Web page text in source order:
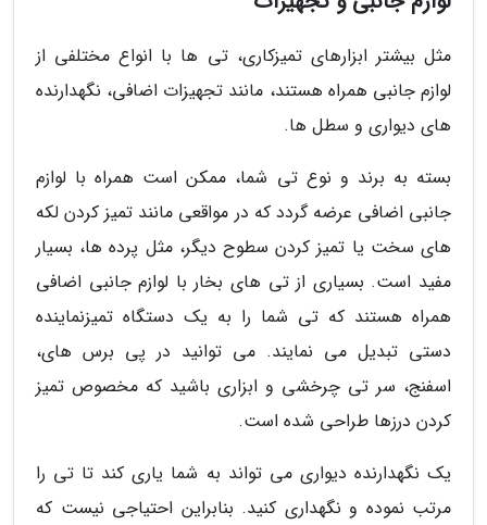
مثل بیشتر ابزارهای تمیزکاری، تی ها با انواع مختلفی از
لوازم جانبی همراه هستند، مانند تجهیزات اضافی، نگهدارنده
های دیواری و سطل ها.
بسته به برند و نوع تی شما، ممکن است همراه با لوازم
جانبی اضافی عرضه گردد که در مواقعی مانند تمیز کردن لکه
های سخت یا تمیز کردن سطوح دیگر، مثل پرده ها، بسیار
مفید است. بسیاری از تی های بخار با لوازم جانبی اضافی
همراه هستند که تی شما را به یک دستگاه تمیزنماینده
دستی تبدیل می نمایند. می توانید در پی برس های،
اسفنج، سر تی چرخشی و ابزاری باشید که مخصوص تمیز
کردن درزها طراحی شده است.
یک نگهدارنده دیواری می تواند به شما یاری کند تا تی را
مرتب نموده و نگهداری کنید. بنابراین احتیاجی نیست که